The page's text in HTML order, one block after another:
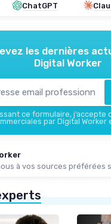
ChatGPT
les dernières
Digital Worker
ce formulaire, j’accepte
par Digital Worker
à vos sources préférées